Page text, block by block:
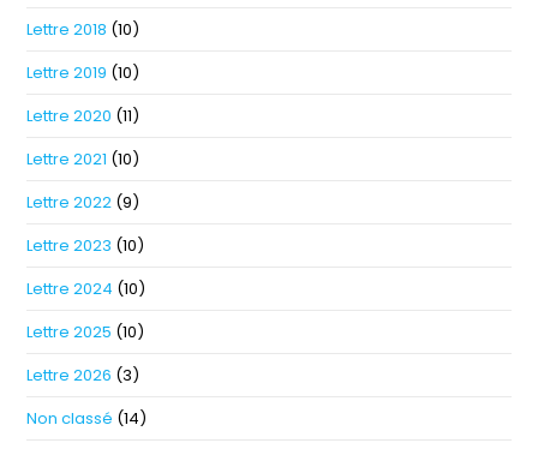
Lettre 2018 (10)
Lettre 2019 (10)
Lettre 2020 (11)
Lettre 2021 (10)
Lettre 2022 (9)
Lettre 2023 (10)
Lettre 2024 (10)
Lettre 2025 (10)
Lettre 2026 (3)
Non classé (14)